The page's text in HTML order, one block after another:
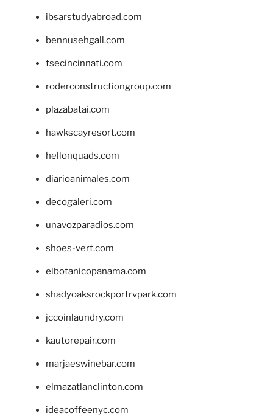
ibsarstudyabroad.com
bennusehgall.com
tsecincinnati.com
roderconstructiongroup.com
plazabatai.com
hawkscayresort.com
hellonquads.com
diarioanimales.com
decogaleri.com
unavozparadios.com
shoes-vert.com
elbotanicopanama.com
shadyoaksrockportrvpark.com
jccoinlaundry.com
kautorepair.com
marjaeswinebar.com
elmazatlanclinton.com
ideacoffeenyc.com